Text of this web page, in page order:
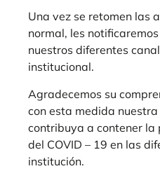
Una vez se retomen las
normal, les
nuestros diferentes
institucional.
Agradecemos su
con esta medida
contribuya a contener la
del COVID – 19 en las
institución.